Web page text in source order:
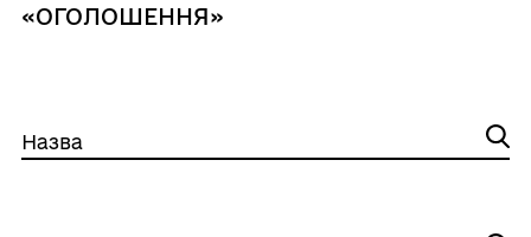
«ОГОЛОШЕННЯ»
Назва